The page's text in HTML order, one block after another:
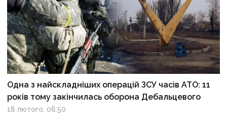
Одна з найскладніших операцій ЗСУ часів АТО: 11
років тому закінчилась оборона Дебальцевого
18 лютого, 08:50